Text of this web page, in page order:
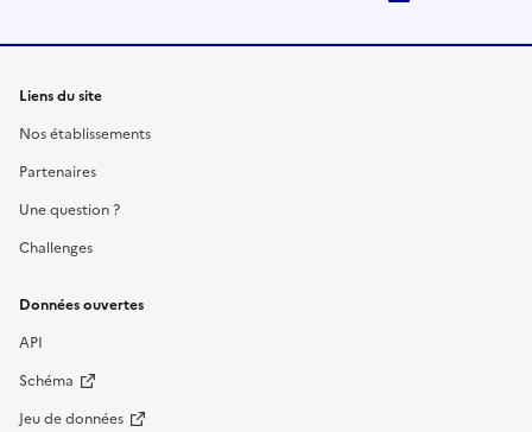
Liens du site
Nos établissements
Partenaires
Une question ?
Challenges
Données ouvertes
API
Schéma
Jeu de données